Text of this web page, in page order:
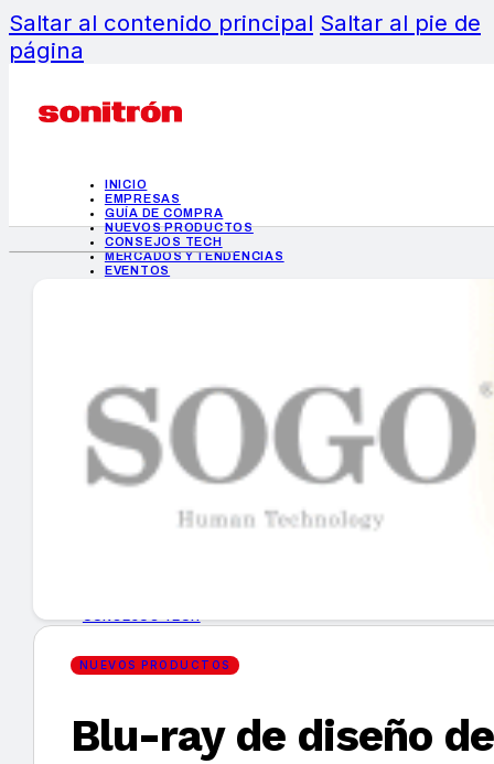
Saltar al contenido principal Saltar al pie de
página
INICIO
EMPRESAS
GUÍA DE COMPRA
NUEVOS PRODUCTOS
CONSEJOS TECH
MERCADOS Y TENDENCIAS
EVENTOS
INICIO
EMPRESAS
GUÍA DE COMPRA
MERCADOS Y TENDENCIAS
EVENTOS
NUEVOS PRODUCTOS
Blu-ray de diseño